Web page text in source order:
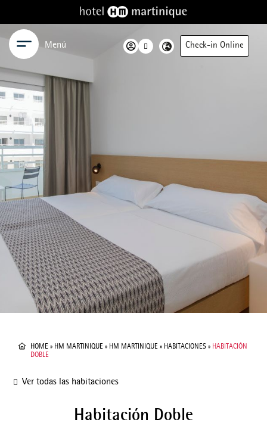
Menú Check-in Online
HOME » HM MARTINIQUE » HM MARTINIQUE » HABITACIONES » HABITACIÓN
DOBLE
Ver todas las habitaciones
Habitación Doble